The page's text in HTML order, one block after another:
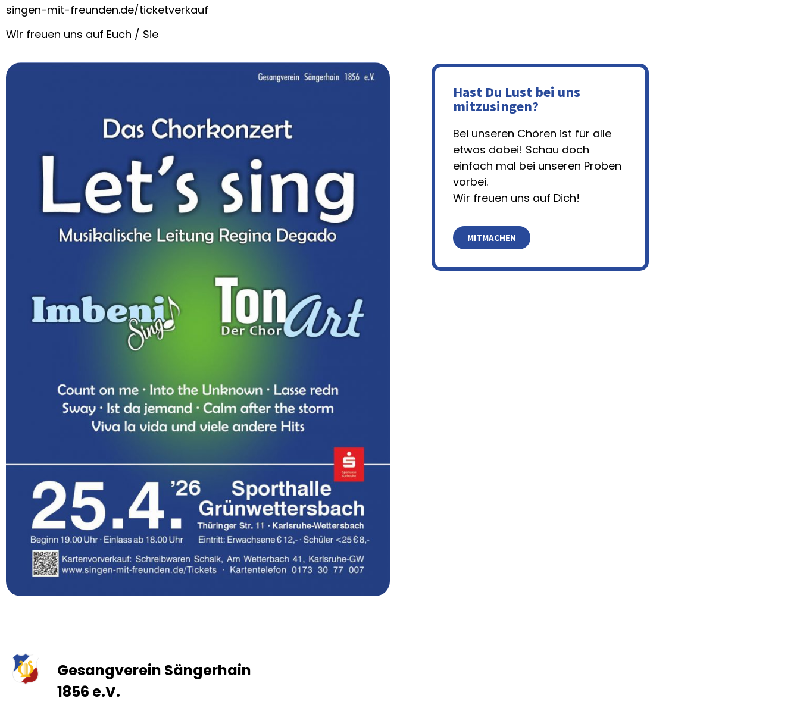
singen-mit-freunden.de/ticketverkauf
Wir freuen uns auf Euch / Sie
Hast Du Lust bei uns
mitzusingen?
Bei unseren Chören ist für alle
etwas dabei! Schau doch
einfach mal bei unseren Proben
vorbei.
Wir freuen uns auf Dich!
MITMACHEN
Gesangverein Sängerhain
1856 e.V.